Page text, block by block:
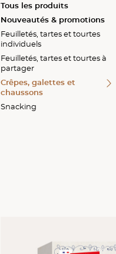
Tous les produits
Nouveautés & promotions
Feuilletés, tartes et tourtes
individuels
Feuilletés, tartes et tourtes à
partager
Crêpes, galettes et
chaussons
Snacking